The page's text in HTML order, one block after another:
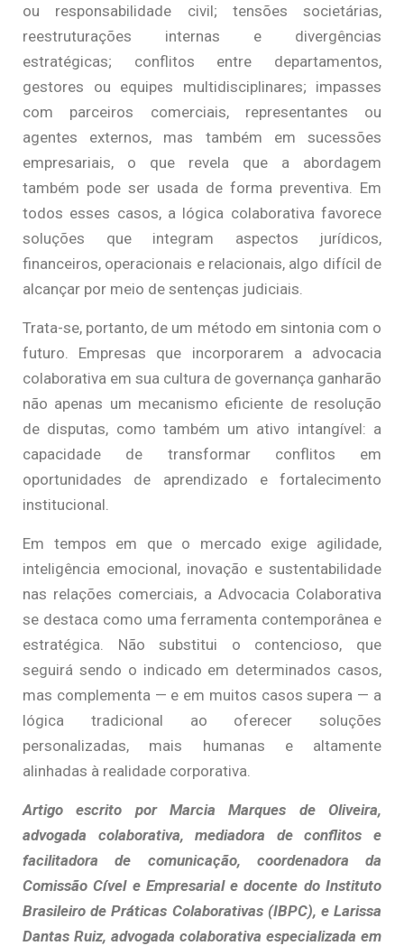
ou responsabilidade civil; tensões societárias,
reestruturações internas e divergências
estratégicas; conflitos entre departamentos,
gestores ou equipes multidisciplinares; impasses
com parceiros comerciais, representantes ou
agentes externos, mas também em sucessões
empresariais, o que revela que a abordagem
também pode ser usada de forma preventiva. Em
todos esses casos, a lógica colaborativa favorece
soluções que integram aspectos jurídicos,
financeiros, operacionais e relacionais, algo difícil de
alcançar por meio de sentenças judiciais.
Trata-se, portanto, de um método em sintonia com o
futuro. Empresas que incorporarem a advocacia
colaborativa em sua cultura de governança ganharão
não apenas um mecanismo eficiente de resolução
de disputas, como também um ativo intangível: a
capacidade de transformar conflitos em
oportunidades de aprendizado e fortalecimento
institucional.
Em tempos em que o mercado exige agilidade,
inteligência emocional, inovação e sustentabilidade
nas relações comerciais, a Advocacia Colaborativa
se destaca como uma ferramenta contemporânea e
estratégica. Não substitui o contencioso, que
seguirá sendo o indicado em determinados casos,
mas complementa — e em muitos casos supera — a
lógica tradicional ao oferecer soluções
personalizadas, mais humanas e altamente
alinhadas à realidade corporativa.
Artigo escrito por Marcia Marques de Oliveira,
advogada colaborativa, mediadora de conflitos e
facilitadora de comunicação, coordenadora da
Comissão Cível e Empresarial e docente do Instituto
Brasileiro de Práticas Colaborativas (IBPC), e Larissa
Dantas Ruiz, advogada colaborativa especializada em